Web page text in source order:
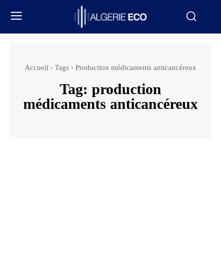
Accueil Tags Production médicaments anticancéreux
Tag: production
médicaments anticancéreux